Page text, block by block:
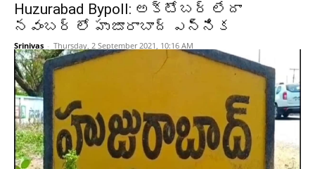
Huzurabad Bypoll: అక్టోబర్ లేదా
నవంబర్ లో హుజూరాబాద్ ఎన్నిక
Srinivas - Thursday, 2 September 2021, 10:16 AM